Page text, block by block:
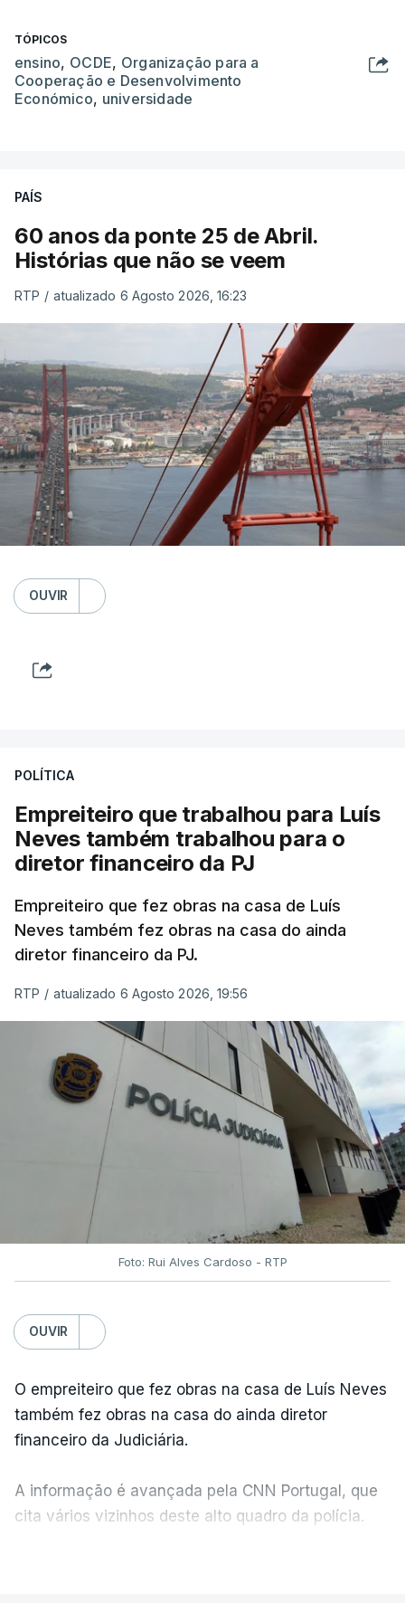
TÓPICOS
ensino, OCDE, Organização para a
Cooperação e Desenvolvimento
Económico, universidade
PAÍS
60 anos da ponte 25 de Abril.
Histórias que não se veem
RTP / atualizado 6 Agosto 2026, 16:23
OUVIR
POLÍTICA
Empreiteiro que trabalhou para Luís
Neves também trabalhou para o
diretor financeiro da PJ
Empreiteiro que fez obras na casa de Luís
Neves também fez obras na casa do ainda
diretor financeiro da PJ.
RTP / atualizado 6 Agosto 2026, 19:56
Foto: Rui Alves Cardoso - RTP
OUVIR
O empreiteiro que fez obras na casa de Luís Neves
também fez obras na casa do ainda diretor
financeiro da Judiciária.
A informação é avançada pela CNN Portugal, que
cita vários vizinhos deste alto quadro da polícia.